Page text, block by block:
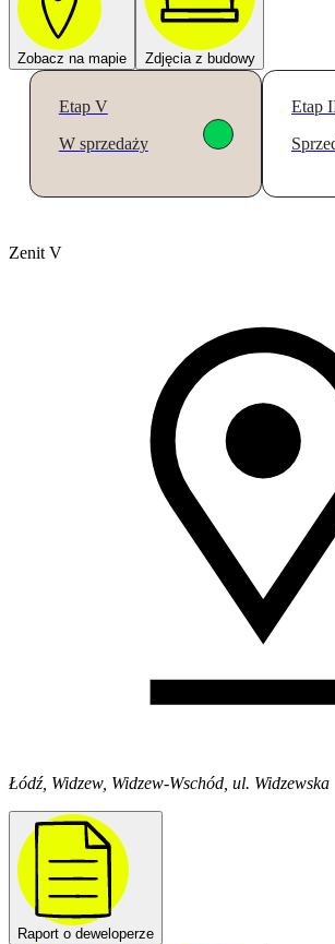
Zobacz na mapie Zdjęcia z budowy
Etap V
W sprzedaży
Etap
Zenit V
Łódź, Widzew, Widzew-Wschód, ul. Widzewska
Raport o deweloperze